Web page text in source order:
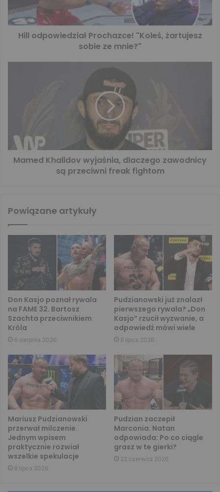
Hill odpowiedział Prochazce! "Koleś, żartujesz
sobie ze mnie?"
Mamed Khalidov wyjaśnia, dlaczego zawodnicy
są przeciwni freak fightom
Powiązane artykuły
Don Kasjo poznał rywala
na FAME 32. Bartosz
Szachta przeciwnikiem
Króla
6 sierpnia 2026
Pudzianowski już znalazł
pierwszego rywala? „Don
Kasjo” rzucił wyzwanie, a
odpowiedź mówi wiele
8 lipca 2026
Mariusz Pudzianowski
przerwał milczenie.
Jednym wpisem
praktycznie rozwiał
wszelkie spekulacje
8 lipca 2026
Pudzian zaczepił
Marconia. Natan
odpowiada: Po co ciągle
grasz w te gierki?
22 czerwca 2026